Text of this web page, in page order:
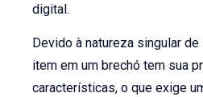
digital.
Devido à natureza singular
item em um brechó tem sua
características, o que exige